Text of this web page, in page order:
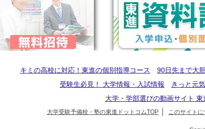
キミの高校に対応！東進の個別指導コース 90日先まで大
受験生必見！ 大学情報・入試情報
きっと元
大学・学部選びの動画サイト 東
大学受験予備校・塾の東進ドットコムTOP このサイトに